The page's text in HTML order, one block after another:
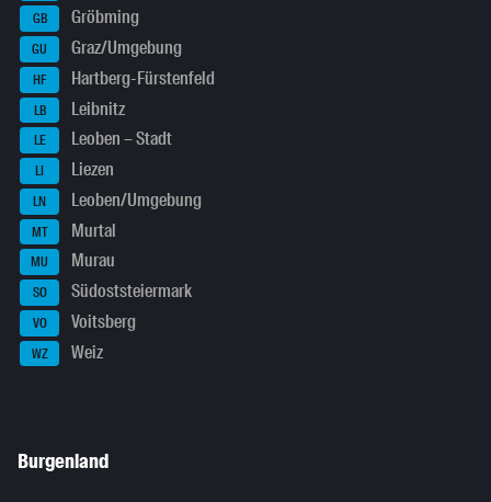
GB Gröbming
GU Graz/Umgebung
HF Hartberg-Fürstenfeld
LB Leibnitz
LE Leoben – Stadt
LI Liezen
LN Leoben/Umgebung
MT Murtal
MU Murau
SO Südoststeiermark
VO Voitsberg
WZ Weiz
Burgenland